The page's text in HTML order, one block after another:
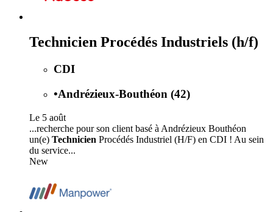
Technicien Procédés Industriels (h/f)
CDI
•Andrézieux-Bouthéon (42)
Le 5 août
...recherche pour son client basé à Andrézieux Bouthéon
un(e) Technicien Procédés Industriel (H/F) en CDI ! Au sein
du service...
New